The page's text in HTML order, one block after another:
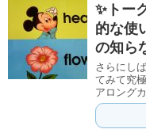
✨トー
的な使
の知ら
さらにし
てみて究
アロング